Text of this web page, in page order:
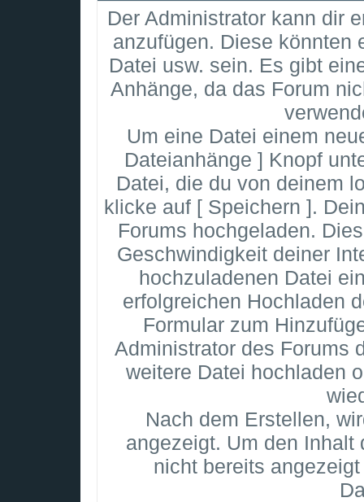
Der Administrator kann dir
anzufügen. Diese könnten
Datei usw. sein. Es gibt
Anhänge, da das Forum
Um eine Datei einem
Dateianhänge ] Knopf
Datei, die du von deinem
klicke auf [ Speichern ].
Forums hochgeladen.
Geschwindigkeit deiner
hochzuladenen Datei
erfolgreichen Hochladen
Formular zum
Administrator des Forums
weitere Datei hochladen
Nach dem Erstellen,
angezeigt. Um den Inhalt
nicht bereits